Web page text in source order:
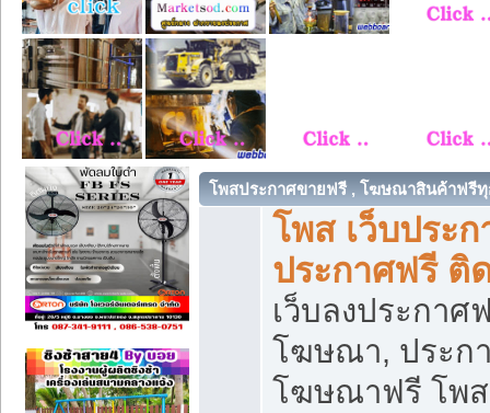
โพสประกาศขายฟรี , โฆษณาสินค้าฟรี
โพส เว็บประก
ประกาศฟรี ติ
เว็บลงประกา
โฆษณา, ประก
โฆษณาฟรี โพส